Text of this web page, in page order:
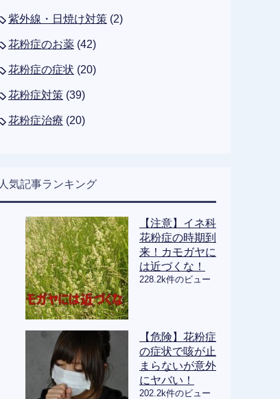
紫外線・日焼け対策 (2)
花粉症のお薬 (42)
花粉症の症状 (20)
花粉症対策 (39)
花粉症治療 (20)
人気記事ランキング
【注意】イネ科
花粉症の時期到
来！カモガヤに
は近づくな！
228.2k件のビュー
【危険】花粉症
の症状で咳が止
まらないが意外
にヤバい！
202.2k件のビュー